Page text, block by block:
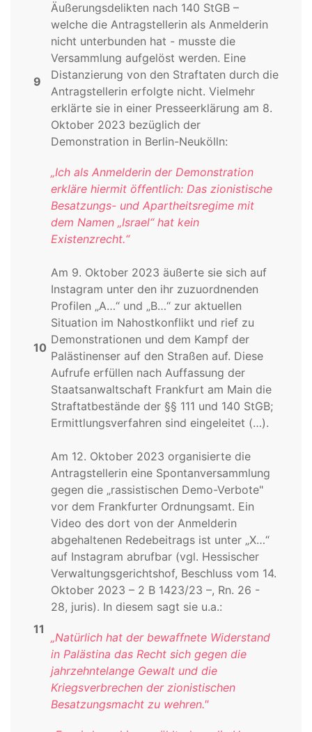
9
Äußerungsdelikten nach 140 StGB –
welche die Antragstellerin als Anmelderin
nicht unterbunden hat - musste die
Versammlung aufgelöst werden. Eine
Distanzierung von den Straftaten durch die
Antragstellerin erfolgte nicht. Vielmehr
erklärte sie in einer Presseerklärung am 8.
Oktober 2023 bezüglich der
Demonstration in Berlin-Neukölln:
„Ich als Anmelderin der Demonstration
erkläre hiermit öffentlich: Das zionistische
Besatzungs- und Apartheitsregime mit
dem Namen „Israel“ hat kein
Existenzrecht.“
10
Am 9. Oktober 2023 äußerte sie sich auf
Instagram unter den ihr zuzuordnenden
Profilen „A…“ und „B…“ zur aktuellen
Situation im Nahostkonflikt und rief zu
Demonstrationen und dem Kampf der
Palästinenser auf den Straßen auf. Diese
Aufrufe erfüllen nach Auffassung der
Staatsanwaltschaft Frankfurt am Main die
Straftatbestände der §§ 111 und 140 StGB;
Ermittlungsverfahren sind eingeleitet (…).
11
Am 12. Oktober 2023 organisierte die
Antragstellerin eine Spontanversammlung
gegen die „rassistischen Demo-Verbote"
vor dem Frankfurter Ordnungsamt. Ein
Video des dort von der Anmelderin
abgehaltenen Redebeitrags ist unter „X…“
auf Instagram abrufbar (vgl. Hessischer
Verwaltungsgerichtshof, Beschluss vom 14.
Oktober 2023 – 2 B 1423/23 –, Rn. 26 -
28, juris). In diesem sagt sie u.a.:
„Natürlich hat der bewaffnete Widerstand
in Palästina das Recht sich gegen die
jahrzehntelange Gewalt und die
Kriegsverbrechen der zionistischen
Besatzungsmacht zu wehren."